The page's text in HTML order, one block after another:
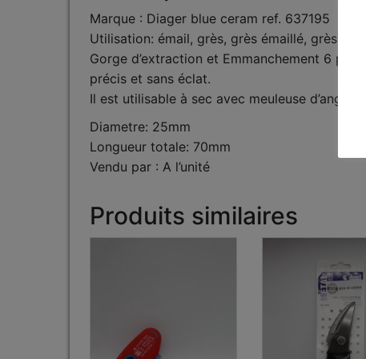
Marque : Diager blue ceram ref. 637195
Utilisation: émail, grès, grès émaillé, grès
Gorge d’extraction et Emmanchement 6
précis et sans éclat.
Il est utilisable à sec avec meuleuse d’angle
Diametre: 25mm
Longueur totale: 70mm
Vendu par : A l’unité
Produits similaires